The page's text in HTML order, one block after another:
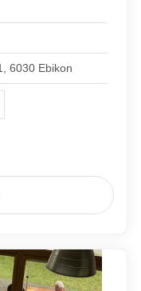
6030 Ebikon